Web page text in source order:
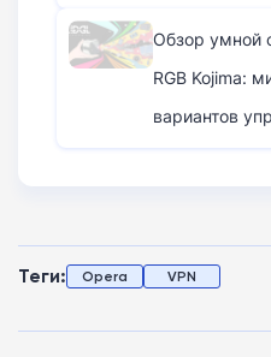
Обзор умной
RGB Kojima:
вариантов
Теги: Opera VPN